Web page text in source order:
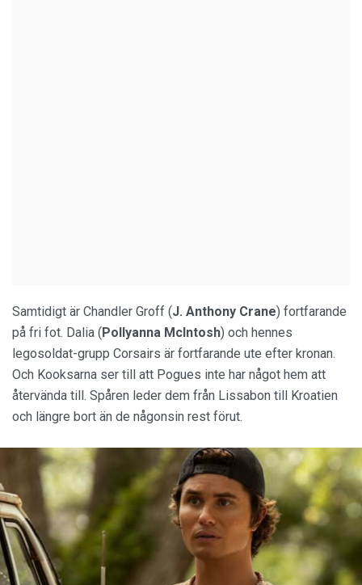
Samtidigt är Chandler Groff (J. Anthony Crane) fortfarande
på fri fot. Dalia (Pollyanna McIntosh) och hennes
legosoldat-grupp Corsairs är fortfarande ute efter kronan.
Och Kooksarna ser till att Pogues inte har något hem att
återvända till. Spåren leder dem från Lissabon till Kroatien
och längre bort än de någonsin rest förut.